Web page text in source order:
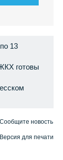
13
готовы
Сообщите новость
Версия для печати